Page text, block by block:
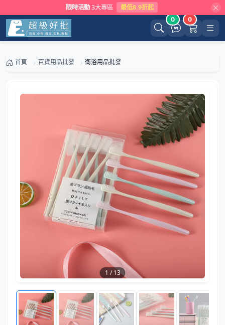
限時活動 3大專區 最低8.9折起
0 0
首頁 百貨用品批發 衛浴用品批發
1 /13